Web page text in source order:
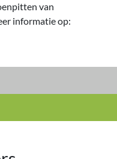
van
informatie op: